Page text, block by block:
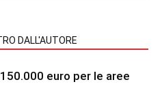
DALL'AUTORE
euro per le aree